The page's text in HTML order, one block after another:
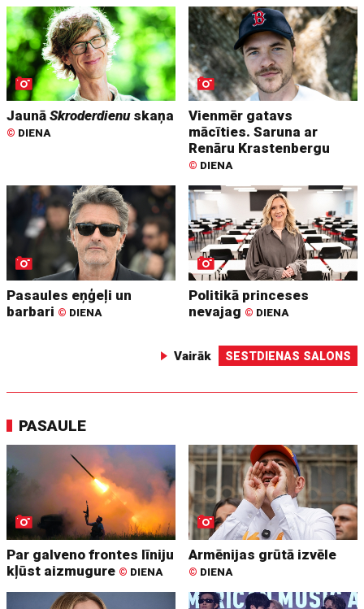
JaunāSkroderdienuskaņa
© DIENA
Vienmēr gatavs
mācīties. Saruna ar
Renāru Krastenbergu
© DIENA
Pasaules eņģeļi un
barbari © DIENA
Politikā princeses
nevajag © DIENA
Vairāk SESTDIENAS SALONS
PASAULE
Par galveno frontes līniju
kļūst aizmugure © DIENA
Armēnijas grūtā izvēle
© DIENA